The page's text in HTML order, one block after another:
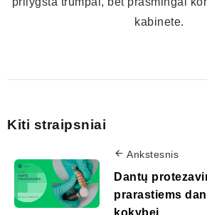
kabinete.
Kiti straipsniai
Ankstesnis
Dantų
prarastiems
kokybei